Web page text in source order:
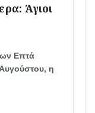
Άγιοι
Επτά
η